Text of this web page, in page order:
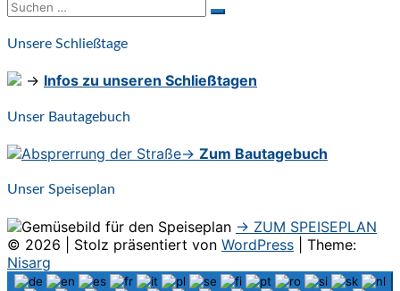
Suchen
nach:
Suchen
Unsere Schließtage
→ Infos zu unseren Schließtagen
Unser Bautagebuch
→ Zum Bautagebuch
Unser Speiseplan
→ ZUM SPEISEPLAN
© 2026
Stolz präsentiert von WordPress
Theme:
Nisarg